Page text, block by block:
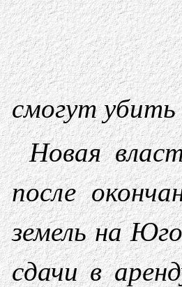
смогут убить
Новая
после
земель на
сдачи в